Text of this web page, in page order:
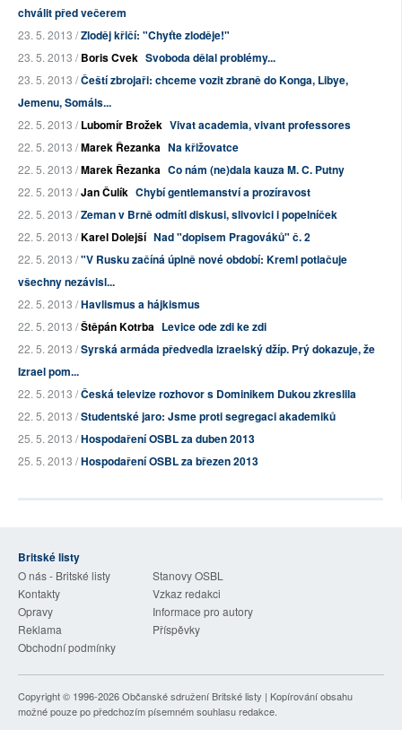
chválit před večerem
23. 5. 2013 /Zloděj křičí: "Chyťte zloděje!"
23. 5. 2013 /Boris Cvek Svoboda dělal problémy...
23. 5. 2013 /Čeští zbrojaři: chceme vozit zbraně do Konga, Libye,
Jemenu, Somáls...
22. 5. 2013 /Lubomír Brožek Vivat academia, vivant professores
22. 5. 2013 /Marek Řezanka Na křižovatce
22. 5. 2013 /Marek Řezanka Co nám (ne)dala kauza M. C. Putny
22. 5. 2013 /Jan Čulík Chybí gentlemanství a prozíravost
22. 5. 2013 /Zeman v Brně odmítl diskusi, slivovici i popelníček
22. 5. 2013 /Karel Dolejší Nad "dopisem Pragováků" č. 2
22. 5. 2013 /"V Rusku začíná úplně nové období: Kreml potlačuje
všechny nezávisl...
22. 5. 2013 /Havlismus a hájkismus
22. 5. 2013 /Štěpán Kotrba Levice ode zdi ke zdi
22. 5. 2013 /Syrská armáda předvedla izraelský džíp. Prý dokazuje, že
Izrael pom...
22. 5. 2013 /Česká televize rozhovor s Dominikem Dukou zkreslila
22. 5. 2013 /Studentské jaro: Jsme proti segregaci akademiků
25. 5. 2013 /Hospodaření OSBL za duben 2013
25. 5. 2013 /Hospodaření OSBL za březen 2013
Britské listy
O nás - Britské listy
Stanovy OSBL
Kontakty
Vzkaz redakci
Opravy
Informace pro autory
Reklama
Příspěvky
Obchodní podmínky
Copyright © 1996-2026Občanské sdružení Britské listy | Kopírování obsahu
možné pouze po předchozím písemném souhlasu redakce.